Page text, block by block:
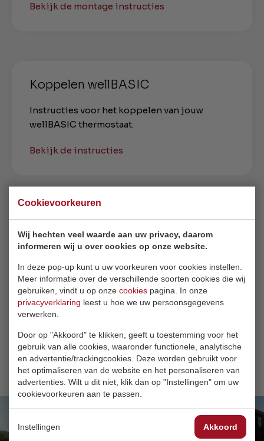
Cookievoorkeuren
Wij hechten veel waarde aan uw privacy, daarom
informeren wij u over cookies op onze website.
In deze pop-up kunt u uw voorkeuren voor cookies instellen.
Meer informatie over de verschillende soorten cookies die wij
gebruiken, vindt u op onze cookies pagina. In onze
privacyverklaring leest u hoe we uw persoonsgegevens
verwerken.
Door op "Akkoord" te klikken, geeft u toestemming voor het
gebruik van alle cookies, waaronder functionele, analytische
en advertentie/trackingcookies. Deze worden gebruikt voor
het optimaliseren van de website en het personaliseren van
advertenties. Wilt u dit niet, klik dan op "Instellingen" om uw
cookievoorkeuren aan te passen.
Instellingen Akkoord
Bekijk de montage instructies
Koppelen wellBASIC
Instructies voor het koppelen van jouw
wellBASIC thermostaat.
Bekijk de instructies
Koppelen wellCOMFORT
Instructies voor het koppelen van jouw
wellCOMFORT thermostaat.
Bekijk de instructies